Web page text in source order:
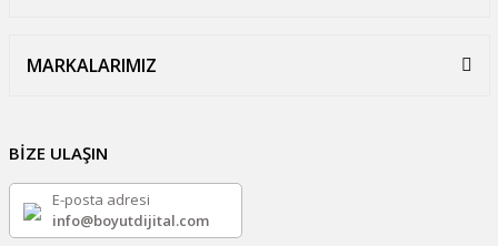
MARKALARIMIZ
BİZE ULAŞIN
E-posta adresi
info@boyutdijital.com